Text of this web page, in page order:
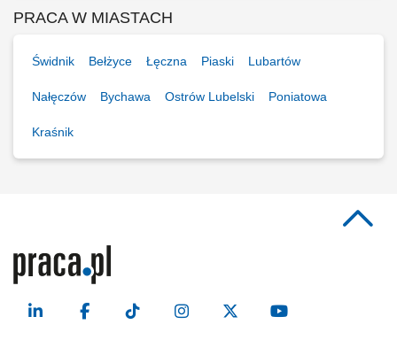
PRACA W MIASTACH
Świdnik Bełżyce Łęczna Piaski Lubartów
Nałęczów Bychawa Ostrów Lubelski Poniatowa
Kraśnik